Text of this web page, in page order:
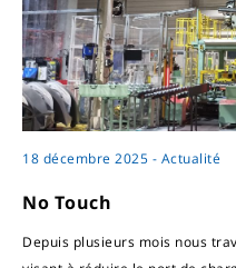
18 décembre 2025 - Actualité
No Touch
Depuis plusieurs mois nous